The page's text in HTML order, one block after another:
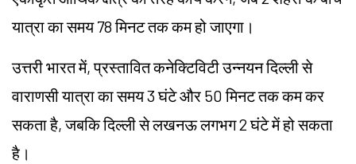
यात्रा का समय 78 मिनट तक कम हो जाएगा।
उत्तरी भारत में, प्रस्तावित कनेक्टिविटी उन्नयन दिल्ली से
वाराणसी यात्रा का समय 3 घंटे और 50 मिनट तक कम कर
सकता है, जबकि दिल्ली से लखनऊ लगभग 2 घंटे में हो सकता
है।